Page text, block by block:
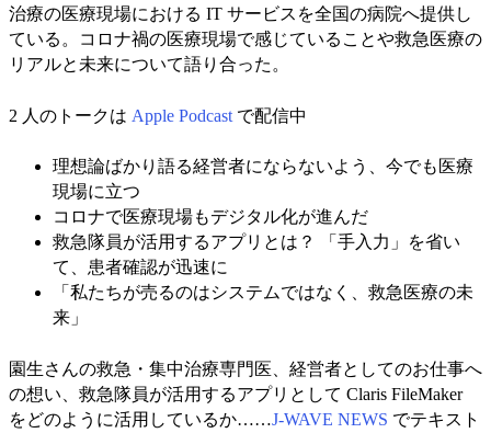
治療の医療現場における IT サービスを全国の病院へ提供し
ている。コロナ禍の医療現場で感じていることや救急医療の
リアルと未来について語り合った。
2 人のトークは Apple Podcast で配信中
理想論ばかり語る経営者にならないよう、今でも医療
現場に立つ
コロナで医療現場もデジタル化が進んだ
救急隊員が活用するアプリとは？ 「手入力」を省い
て、患者確認が迅速に
「私たちが売るのはシステムではなく、救急医療の未
来」
園生さんの救急・集中治療専門医、経営者としてのお仕事へ
の想い、救急隊員が活用するアプリとして Claris FileMaker
をどのように活用しているか……J-WAVE NEWS でテキスト